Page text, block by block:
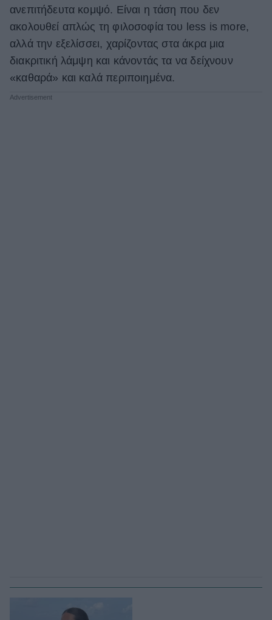
Women's Forum
Hautes Grecians
ανεπιτήδευτα κομψό. Είναι η τάση που δεν
ακολουθεί απλώς τη φιλοσοφία του less is more,
αλλά την εξελίσσει, χαρίζοντας στα άκρα μια
διακριτική λάμψη και κάνοντάς τα να δείχνουν
«καθαρά» και καλά περιποιημένα.